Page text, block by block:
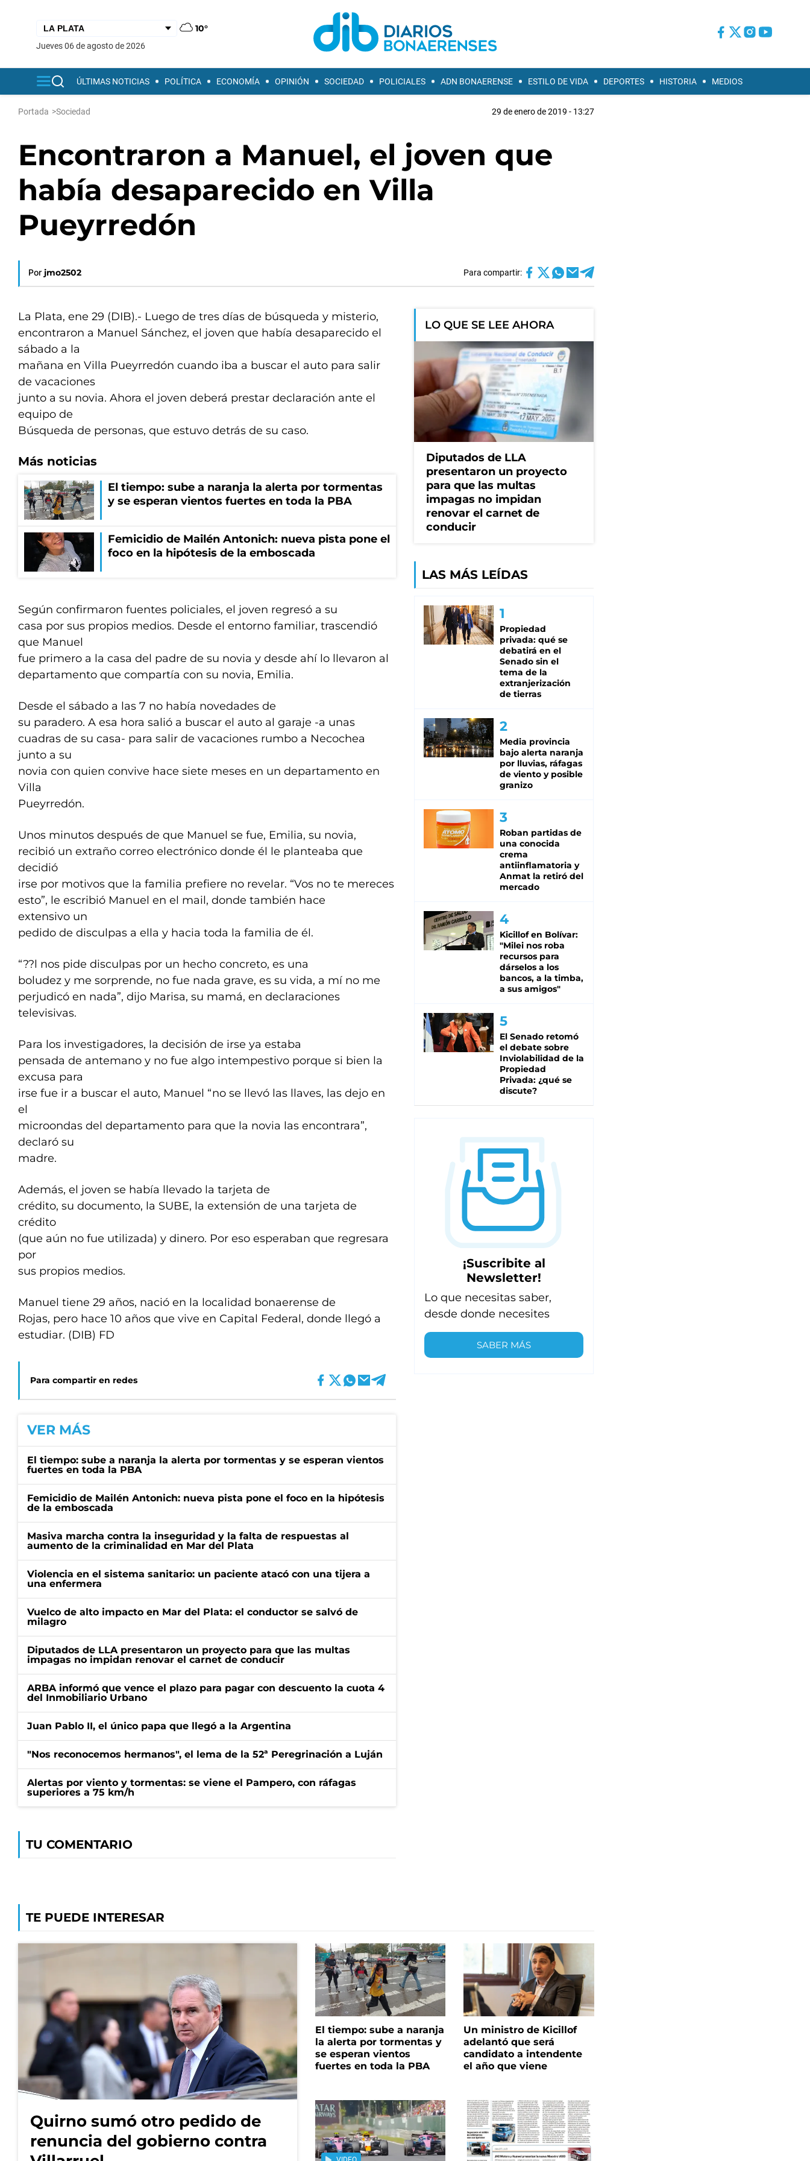
10°
jueves 06 de agosto de 2026
ÚLTIMAS NOTICIAS POLÍTICA ECONOMÍA OPINIÓN SOCIEDAD POLICIALES ADN BONAERENSE ESTILO DE VIDA DEPORTES HISTORIA MEDIOS
Portada >Sociedad 29 de enero de 2019 - 13:27
Encontraron a Manuel, el joven que
había desaparecido en Villa
Pueyrredón
Por jmo2502 Para compartir:
La Plata, ene 29 (DIB).- Luego de tres días de búsqueda y misterio,
encontraron a Manuel Sánchez, el joven que había desaparecido el
sábado a la
mañana en Villa Pueyrredón cuando iba a buscar el auto para salir
de vacaciones
junto a su novia. Ahora el joven deberá prestar declaración ante el
equipo de
Búsqueda de personas, que estuvo detrás de su caso.
Más noticias
El tiempo: sube a naranja la alerta por tormentas
y se esperan vientos fuertes en toda la PBA
Femicidio de Mailén Antonich: nueva pista pone el
foco en la hipótesis de la emboscada
Según confirmaron fuentes policiales, el joven regresó a su
casa por sus propios medios. Desde el entorno familiar, trascendió
que Manuel
fue primero a la casa del padre de su novia y desde ahí lo llevaron al
departamento que compartía con su novia, Emilia.
Desde el sábado a las 7 no había novedades de
su paradero. A esa hora salió a buscar el auto al garaje -a unas
cuadras de su casa- para salir de vacaciones rumbo a Necochea
junto a su
novia con quien convive hace siete meses en un departamento en
Villa
Pueyrredón.
Unos minutos después de que Manuel se fue, Emilia, su novia,
recibió un extraño correo electrónico donde él le planteaba que
decidió
irse por motivos que la familia prefiere no revelar. “Vos no te mereces
esto”, le escribió Manuel en el mail, donde también hace
extensivo un
pedido de disculpas a ella y hacia toda la familia de él.
“??l nos pide disculpas por un hecho concreto, es una
boludez y me sorprende, no fue nada grave, es su vida, a mí no me
perjudicó en nada”, dijo Marisa, su mamá, en declaraciones
televisivas.
Para los investigadores, la decisión de irse ya estaba
pensada de antemano y no fue algo intempestivo porque si bien la
excusa para
irse fue ir a buscar el auto, Manuel “no se llevó las llaves, las dejo en
el
microondas del departamento para que la novia las encontrara”,
declaró su
madre.
Además, el joven se había llevado la tarjeta de
crédito, su documento, la SUBE, la extensión de una tarjeta de
crédito
(que aún no fue utilizada) y dinero. Por eso esperaban que regresara
por
sus propios medios.
Manuel tiene 29 años, nació en la localidad bonaerense de
Rojas, pero hace 10 años que vive en Capital Federal, donde llegó a
estudiar. (DIB) FD
Para compartir en redes
VER MÁS
El tiempo: sube a naranja la alerta por tormentas y se esperan vientos
fuertes en toda la PBA
Femicidio de Mailén Antonich: nueva pista pone el foco en la hipótesis
de la emboscada
Masiva marcha contra la inseguridad y la falta de respuestas al
aumento de la criminalidad en Mar del Plata
Violencia en el sistema sanitario: un paciente atacó con una tijera a
una enfermera
Vuelco de alto impacto en Mar del Plata: el conductor se salvó de
milagro
Diputados de LLA presentaron un proyecto para que las multas
impagas no impidan renovar el carnet de conducir
ARBA informó que vence el plazo para pagar con descuento la cuota 4
del Inmobiliario Urbano
Juan Pablo II, el único papa que llegó a la Argentina
"Nos reconocemos hermanos", el lema de la 52ª Peregrinación a Luján
Alertas por viento y tormentas: se viene el Pampero, con ráfagas
superiores a 75 km/h
TU COMENTARIO
LO QUE SE LEE AHORA
Diputados de LLA
presentaron un proyecto
para que las multas
impagas no impidan
renovar el carnet de
conducir
LAS MÁS LEÍDAS
Propiedad
privada: qué se
debatirá en el
Senado sin el
tema de la
extranjerización
de tierras
Media provincia
bajo alerta naranja
por lluvias, ráfagas
de viento y posible
granizo
Roban partidas de
una conocida
crema
antiinflamatoria y
Anmat la retiró del
mercado
Kicillof en Bolívar:
"Milei nos roba
recursos para
dárselos a los
bancos, a la timba,
a sus amigos"
El Senado retomó
el debate sobre
Inviolabilidad de la
Propiedad
Privada: ¿qué se
discute?
¡Suscribite al
Newsletter!
Lo que necesitas saber,
desde donde necesites
SABER MÁS
TE PUEDE INTERESAR
Quirno sumó otro pedido de
renuncia del gobierno contra
El tiempo: sube a naranja
la alerta por tormentas y
se esperan vientos
fuertes en toda la PBA
Un ministro de Kicillof
adelantó que será
candidato a intendente
el año que viene